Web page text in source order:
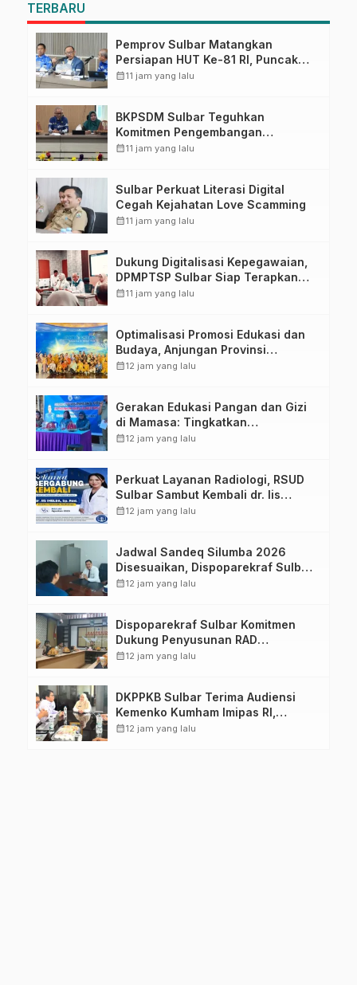
TERBARU
Pemprov Sulbar Matangkan
Persiapan HUT Ke-81 RI, Puncak
Upacara di Lapangan Ahmad
calendar_month11 jam yang lalu
BKPSDM Sulbar Teguhkan
Komitmen Pengembangan
Kompetensi ASN melalui
calendar_month11 jam yang lalu
Sulbar Perkuat Literasi Digital
Cegah Kejahatan Love Scamming
calendar_month11 jam yang lalu
Dukung Digitalisasi Kepegawaian,
DPMPTSP Sulbar Siap Terapkan
Aplikasi FLEKSI ASN
calendar_month11 jam yang lalu
Optimalisasi Promosi Edukasi dan
Budaya, Anjungan Provinsi
Sulawesi Barat Perkuat Kolaborasi
calendar_month12 jam yang lalu
Gerakan Edukasi Pangan dan Gizi
di Mamasa: Tingkatkan
Pengetahuan dan Keterampilan
calendar_month12 jam yang lalu
Perkuat Layanan Radiologi, RSUD
Sulbar Sambut Kembali dr. Iis
Imelda, Sp.Rad
calendar_month12 jam yang lalu
Jadwal Sandeq Silumba 2026
Disesuaikan, Dispoparekraf Sulbar
Pastikan Persiapan Tetap
calendar_month12 jam yang lalu
Dispoparekraf Sulbar Komitmen
Dukung Penyusunan RAD
TPB/SDGs Sulawesi Barat
calendar_month12 jam yang lalu
DKPPKB Sulbar Terima Audiensi
Kemenko Kumham Imipas RI,
Perkuat Pelayanan Kesehatan bagi
calendar_month12 jam yang lalu